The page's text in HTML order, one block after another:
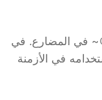
حتى الآن ، نظرنا فقط إلى استخدام 아/어서~ في المضارع. في
في الأزمنة